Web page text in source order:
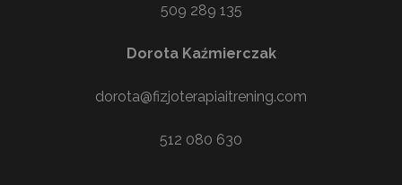
509 289 135
Dorota Kaźmierczak
dorota@fizjoterapiaitrening.com
512 080 630